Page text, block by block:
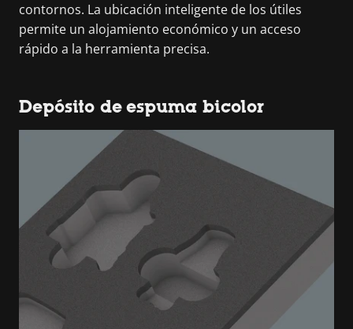
contornos. La ubicación inteligente de los útiles
permite un alojamiento económico y un acceso
rápido a la herramienta precisa.
Depósito de espuma bicolor